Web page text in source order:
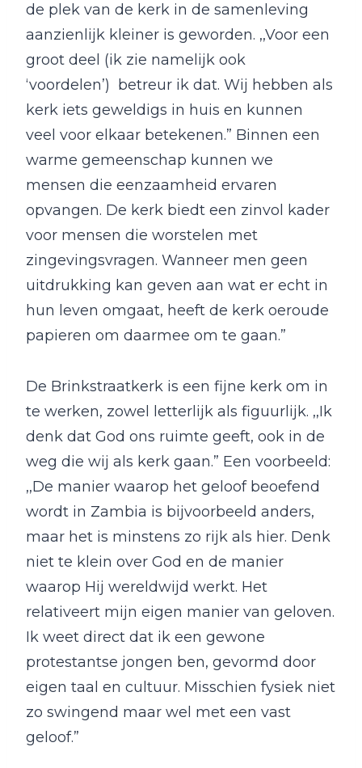
de plek van de kerk in de samenleving
aanzienlijk kleiner is geworden. ,,Voor een
groot deel (ik zie namelijk ook
‘voordelen’) betreur ik dat. Wij hebben als
kerk iets geweldigs in huis en kunnen
veel voor elkaar betekenen.” Binnen een
warme gemeenschap kunnen we
mensen die eenzaamheid ervaren
opvangen. De kerk biedt een zinvol kader
voor mensen die worstelen met
zingevingsvragen. Wanneer men geen
uitdrukking kan geven aan wat er echt in
hun leven omgaat, heeft de kerk oeroude
papieren om daarmee om te gaan.”
De Brinkstraatkerk is een fijne kerk om in
te werken, zowel letterlijk als figuurlijk. ,,Ik
denk dat God ons ruimte geeft, ook in de
weg die wij als kerk gaan.” Een voorbeeld:
,,De manier waarop het geloof beoefend
wordt in Zambia is bijvoorbeeld anders,
maar het is minstens zo rijk als hier. Denk
niet te klein over God en de manier
waarop Hij wereldwijd werkt. Het
relativeert mijn eigen manier van geloven.
Ik weet direct dat ik een gewone
protestantse jongen ben, gevormd door
eigen taal en cultuur. Misschien fysiek niet
zo swingend maar wel met een vast
geloof.”